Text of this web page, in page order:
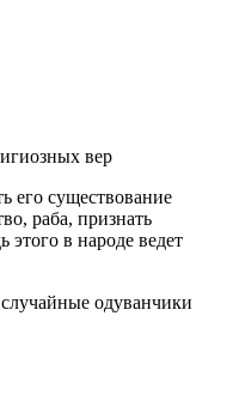
вер
его существование
раба, признать
в народе ведет
одуванчики